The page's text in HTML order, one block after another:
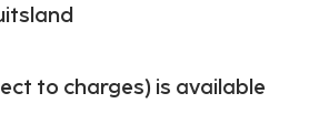
to charges) is available